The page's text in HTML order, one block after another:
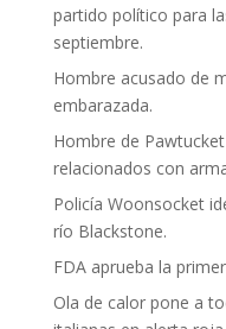
partido político para
septiembre.
Hombre acusado de
embarazada.
Hombre de
relacionados con
Policía Woonsocket
río Blackstone.
FDA aprueba la
Ola de calor pone a